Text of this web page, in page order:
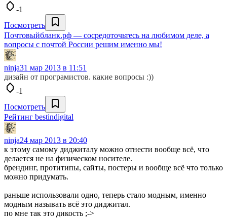
-1
Посмотреть
Почтовыйбланк.рф — сосредоточьтесь на любимом деле, а
вопросы с почтой России решим именно мы!
ninja31 мар 2013 в 11:51
дизайн от програмистов. какие вопросы :))
-1
Посмотреть
Рейтинг bestindigital
ninja24 мар 2013 в 20:40
к этому самому диджиталу можно отнести вообще всё, что
делается не на физическом носителе.
брендинг, протитипы, сайты, постеры и вообще всё что только
можно придумать.
раньше использовали одно, теперь стало модным, именно
модным называть всё это диджитал.
по мне так это дикость ;->